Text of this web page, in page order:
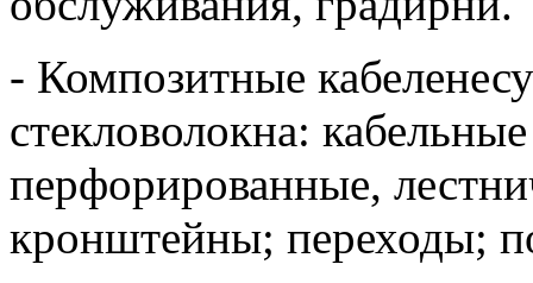
- Композитные
стекловолокна:
перфорированные,
кронштейны; переходы;